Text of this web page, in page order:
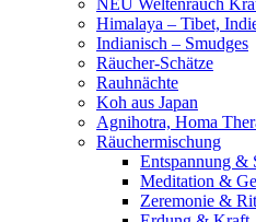
NEU Weltenrauch
Himalaya – Tibet,
Indianisch – Smudges
Räucher-Schätze
Rauhnächte
Koh aus Japan
Agnihotra, Homa
Räuchermischung
Entspannung &
Meditation &
Zeremonie &